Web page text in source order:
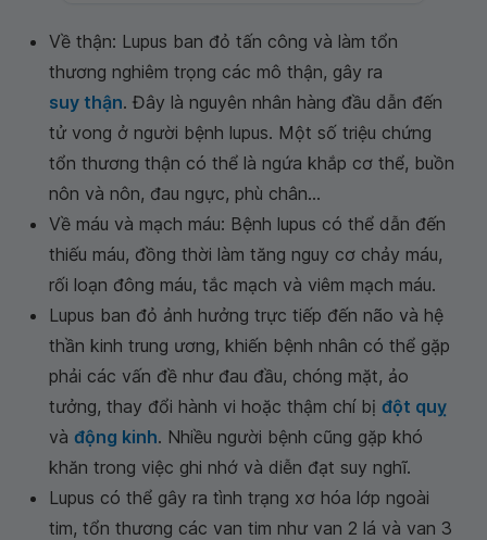
Về thận: Lupus ban đỏ tấn công và làm tổn
thương nghiêm trọng các mô thận, gây ra
suy thận. Đây là nguyên nhân hàng đầu dẫn đến
tử vong ở người bệnh lupus. Một số triệu chứng
tổn thương thận có thể là ngứa khắp cơ thể, buồn
nôn và nôn, đau ngực, phù chân…
Về máu và mạch máu: Bệnh lupus có thể dẫn đến
thiếu máu, đồng thời làm tăng nguy cơ chảy máu,
rối loạn đông máu, tắc mạch và viêm mạch máu.
Lupus ban đỏ ảnh hưởng trực tiếp đến não và hệ
thần kinh trung ương, khiến bệnh nhân có thể gặp
phải các vấn đề như đau đầu, chóng mặt, ảo
tưởng, thay đổi hành vi hoặc thậm chí bị đột quỵ
và động kinh. Nhiều người bệnh cũng gặp khó
khăn trong việc ghi nhớ và diễn đạt suy nghĩ.
Lupus có thể gây ra tình trạng xơ hóa lớp ngoài
tim, tổn thương các van tim như van 2 lá và van 3